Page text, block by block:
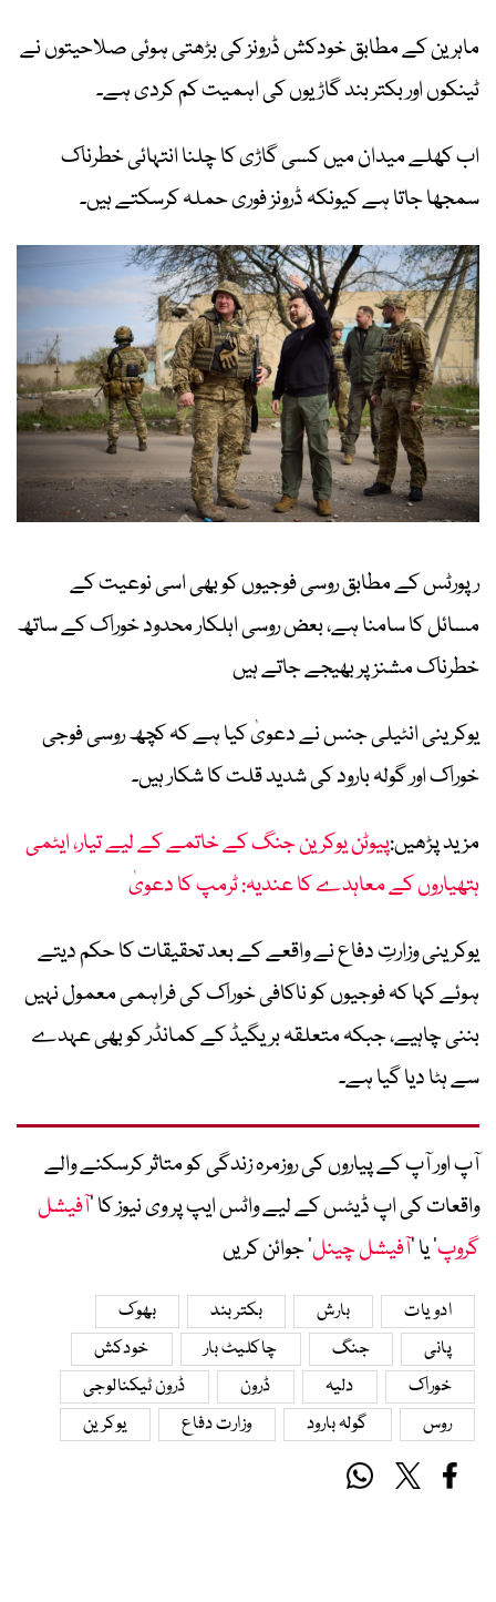
ماہرین کے مطابق خودکش ڈرونز کی بڑھتی ہوئی صلاحیتوں نے
ٹینکوں اور بکتر بند گاڑیوں کی اہمیت کم کردی ہے۔
اب کھلے میدان میں کسی گاڑی کا چلنا انتہائی خطرناک
سمجھا جاتا ہے کیونکہ ڈرونز فوری حملہ کرسکتے ہیں۔
رپورٹس کے مطابق روسی فوجیوں کو بھی اسی نوعیت کے
مسائل کا سامنا ہے، بعض روسی اہلکار محدود خوراک کے ساتھ
خطرناک مشنز پر بھیجے جاتے ہیں
یوکرینی انٹیلی جنس نے دعویٰ کیا ہے کہ کچھ روسی فوجی
خوراک اور گولہ بارود کی شدید قلت کا شکار ہیں۔
مزید پڑھیں:پیوٹن یوکرین جنگ کے خاتمے کے لیے تیار، ایٹمی
ہتھیاروں کے معاہدے کا عندیہ: ٹرمپ کا دعویٰ
یوکرینی وزارتِ دفاع نے واقعے کے بعد تحقیقات کا حکم دیتے
ہوئے کہا کہ فوجیوں کو ناکافی خوراک کی فراہمی معمول نہیں
بننی چاہیے، جبکہ متعلقہ بریگیڈ کے کمانڈر کو بھی عہدے
سے ہٹا دیا گیا ہے۔
آپ اور آپ کے پیاروں کی روزمرہ زندگی کو متاثر کرسکنے والے
واقعات کی اپ ڈیٹس کے لیے واٹس ایپ پر وی نیوز کا ’آفیشل
گروپ‘ یا ’آفیشل چینل‘ جوائن کریں
ادویات بارش بکتر بند
بھوک
پانی
جنگ چاکلیٹ بار
خودکش
خوراک
دلیہ ڈرون
ڈرون ٹیکنالوجی
روس
گولہ بارود وزارت دفاع یوکرین